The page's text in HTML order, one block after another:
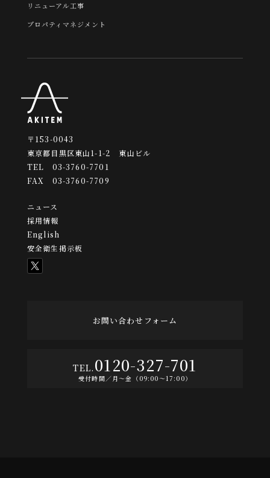
リニューアル工事
プロパティマネジメント
〒153-0043
東京都目黒区東山1-1-2 東山ビル
TEL 03-3760-7701
FAX 03-3760-7709
ニュース
採用情報
English
安全衛生掲示板
お問い合わせフォーム
0120-327-701
受付時間／月〜金（09:00〜17:00）